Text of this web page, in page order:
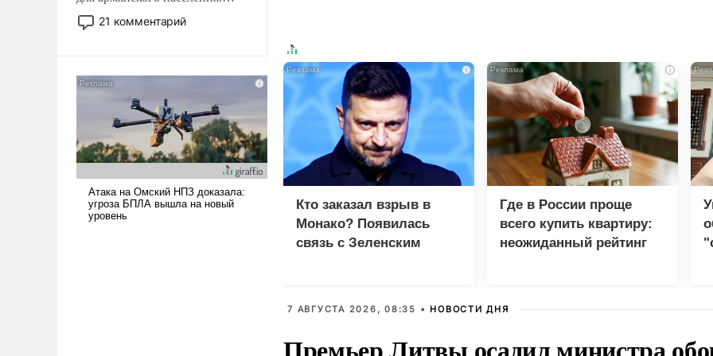
Мир, где политические
прожекты будут безусловно
налогоплательщиков и где
Еревану за свои поступки не
нужно отвечать.
21 комментарий
i
Кто заказал взрыв в
Монако? Появилась
связь с Зеленским
i
Где в России проще
всего купить квартиру:
неожиданный рейтинг
7 АВГУСТА 2026, 08:35 • НОВОСТИ ДНЯ